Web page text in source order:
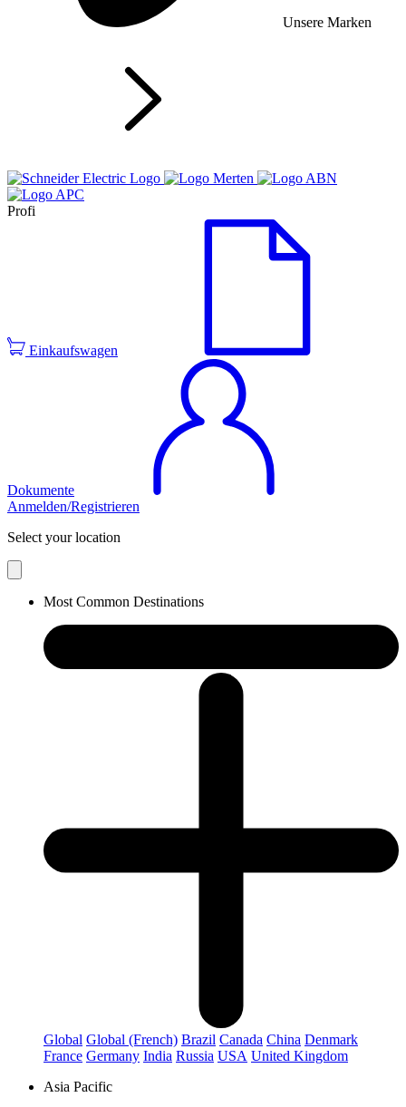
Unsere Marken
Profi
Einkaufswagen
Dokumente
Anmelden/Registrieren
Select your location
Most Common Destinations
Global Global (French) Brazil Canada China Denmark
France Germany India Russia USA United Kingdom
Asia Pacific